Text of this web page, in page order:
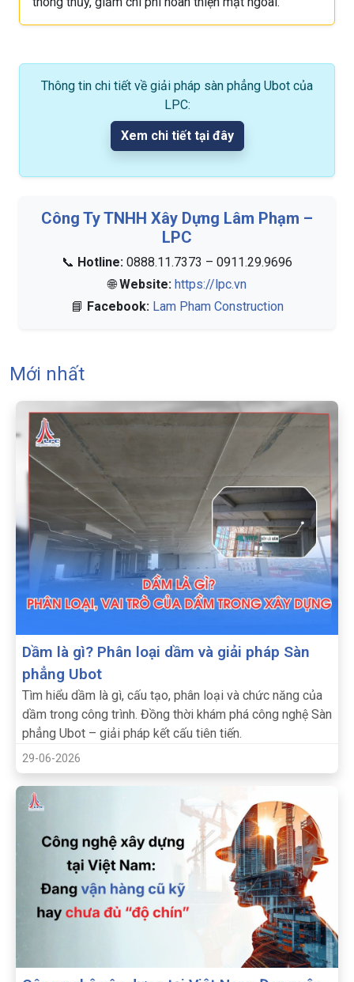
Thông tin chi tiết về giải pháp sàn phẳng Ubot của
LPC:
Xem chi tiết tại đây
Công Ty TNHH Xây Dựng Lâm Phạm –
LPC
📞 Hotline: 0888.11.7373 – 0911.29.9696
🌐Website: https://lpc.vn
📘 Facebook: Lam Pham Construction
Mới nhất
Dầm là gì? Phân loại dầm và giải pháp Sàn
phẳng Ubot
Tìm hiểu dầm là gì, cấu tạo, phân loại và chức năng của
dầm trong công trình. Đồng thời khám phá công nghệ Sàn
phẳng Ubot – giải pháp kết cấu tiên tiến.
29-06-2026